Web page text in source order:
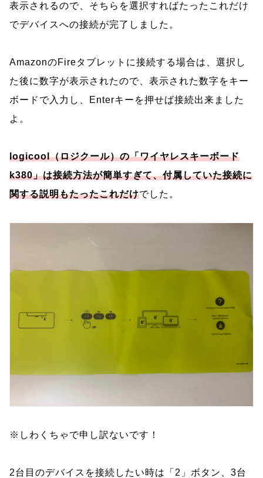
表示されるので、そちらを選択すればたったこれだけ
でデバイスへの接続が完了しました。
AmazonのFireタブレットに接続する場合は、選択し
た後に数字が表示されたので、表示された数字をキー
ボードで入力し、Enterキーを押せば接続出来ました
よ。
logicool（ロジクール）の「ワイヤレスキーボード
k380」は接続方法が簡単すぎて、付属していた接続に
関する説明もたったこれだけでした。
※しわくちゃで申し訳ないです！
2台目のデバイスを接続したい時は「2」ボタン、3台